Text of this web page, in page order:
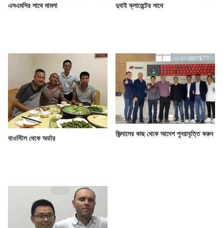
এসএমসির সাথে মামলা দুবাই ক্লায়েন্টের সাথে
বাওস্টিল থেকে অর্ডার
জিন্দালের কাছ থেকে আদেশ পুনরাবৃত্তি করুন